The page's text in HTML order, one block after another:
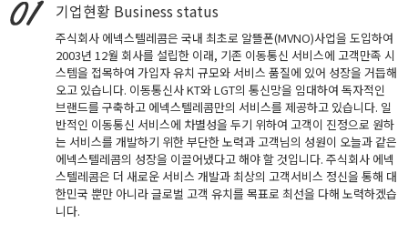
기업현황 Business status
주식회사 에넥스텔레콤은 국내 최초로 알뜰폰(MVNO)사업을 도입하여
2003년 12월 회사를 설립한 이래, 기존 이동통신 서비스에 고객만족 시
스템을 접목하여 가입자 유치 규모와 서비스 품질에 있어 성장을 거듭해
오고 있습니다. 이동통신사 KT와 LGT의 통신망을 임대하여 독자적인
브랜드를 구축하고 에넥스텔레콤만의 서비스를 제공하고 있습니다. 일
반적인 이동통신 서비스에 차별성을 두기 위하여 고객이 진정으로 원하
는 서비스를 개발하기 위한 부단한 노력과 고객님의 성원이 오늘과 같은
에넥스텔레콤의 성장을 이끌어냈다고 해야 할 것입니다. 주식회사 에넥
스텔레콤은 더 새로운 서비스 개발과 최상의 고객서비스 정신을 통해 대
한민국 뿐만 아니라 글로벌 고객 유치를 목표로 최선을 다해 노력하겠습
니다.